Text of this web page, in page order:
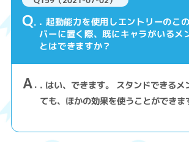
Q . 起動能力を使用しエントリーのこ
バーに置く際、既にキャラがいるメ
とはできますか？
A . はい、できます。 スタンドできるメ
ても、ほかの効果を使うことができま